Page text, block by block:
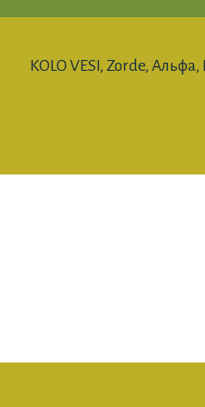
KOLO VESI, Zorde,